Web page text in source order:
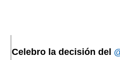
Celebro la decisión del